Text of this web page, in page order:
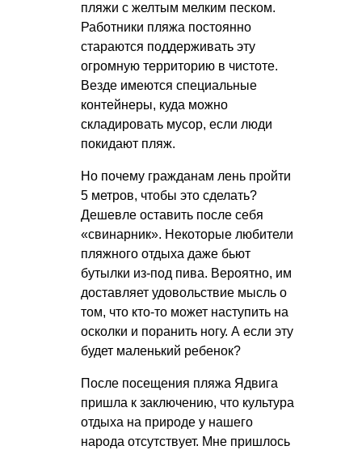
пляжи с желтым мелким песком.
Работники пляжа постоянно
стараются поддерживать эту
огромную территорию в чистоте.
Везде имеются специальные
контейнеры, куда можно
складировать мусор, если люди
покидают пляж.
Но почему гражданам лень пройти
5 метров, чтобы это сделать?
Дешевле оставить после себя
«свинарник». Некоторые любители
пляжного отдыха даже бьют
бутылки из-под пива. Вероятно, им
доставляет удовольствие мысль о
том, что кто-то может наступить на
осколки и поранить ногу. А если эту
будет маленький ребенок?
После посещения пляжа Ядвига
пришла к заключению, что культура
отдыха на природе у нашего
народа отсутствует. Мне пришлось